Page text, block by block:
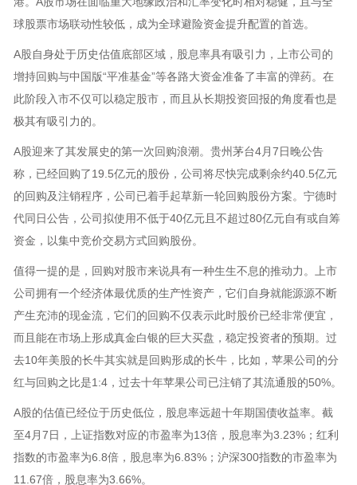
球股票市场联动性较低，成为全球避险资金提升配置的首选。
A股自身处于历史估值底部区域，股息率具有吸引力，上市公司的
增持回购与中国版“平准基金”等各路大资金准备了丰富的弹药。在
此阶段入市不仅可以稳定股市，而且从长期投资回报的角度看也是
极其有吸引力的。
A股迎来了其发展史的第一次回购浪潮。贵州茅台4月7日晚公告
称，已经回购了19.5亿元的股份，公司将尽快完成剩余约40.5亿元
的回购及注销程序，公司已着手起草新一轮回购股份方案。宁德时
代同日公告，公司拟使用不低于40亿元且不超过80亿元自有或自筹
资金，以集中竞价交易方式回购股份。
值得一提的是，回购对股市来说具有一种生生不息的推动力。上市
公司拥有一个经济体最优质的生产性资产，它们自身就能源源不断
产生充沛的现金流，它们的回购不仅表示此时股价已经非常便宜，
而且能在市场上形成真金白银的巨大买盘，稳定投资者的预期。过
去10年美股的长牛其实就是回购形成的长牛，比如，苹果公司的分
红与回购之比是1:4，过去十年苹果公司已注销了其流通股的50%。
A股的估值已经位于历史低位，股息率远超十年期国债收益率。截
至4月7日，上证指数对应的市盈率为13倍，股息率为3.23%；红利
指数的市盈率为6.8倍，股息率为6.83%；沪深300指数的市盈率为
11.67倍，股息率为3.66%。